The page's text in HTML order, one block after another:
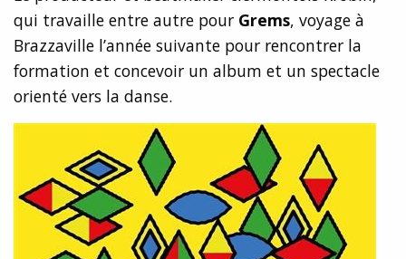
qui travaille entre autre pour Grems, voyage à
Brazzaville l’année suivante pour rencontrer la
formation et concevoir un album et un spectacle
orienté vers la danse.